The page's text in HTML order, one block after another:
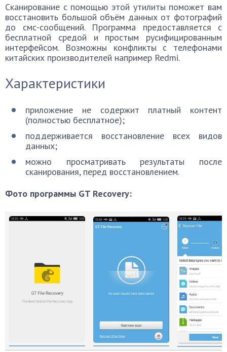
Сканирование с помощью этой утилиты поможет вам
восстановить большой объём данных от фотографий
до смс-сообщений. Программа предоставляется с
бесплатной средой и простым русифицированным
интерфейсом. Возможны конфликты с телефонами
китайских производителей например Redmi.
Характеристики
приложение не содержит платный контент
(полностью бесплатное);
поддерживается восстановление всех видов
данных;
можно просматривать результаты после
сканирования, перед восстановлением.
Фото программы GT Recovery: